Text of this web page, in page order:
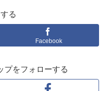
る
Facebook
プをフォローする